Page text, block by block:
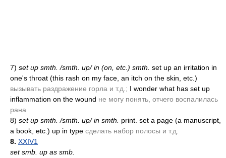
7) set up smth. /smth. up/ in (on, etc.) smth. set up an irritation in
one's throat (this rash on my face, an itch on the skin, etc.)
вызывать раздражение горла и т.д.; I wonder what has set up
inflammation on the wound не могу понять, отчего воспалилась
рана
8) set up smth. /smth. up/ in smth. print. set a page (a manuscript,
a book, etc.) up in type сделать набор полосы и т.д.
8. XXIV1
set smb. up as smb.